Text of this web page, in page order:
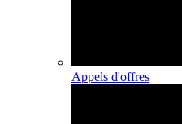
Appels d'offres